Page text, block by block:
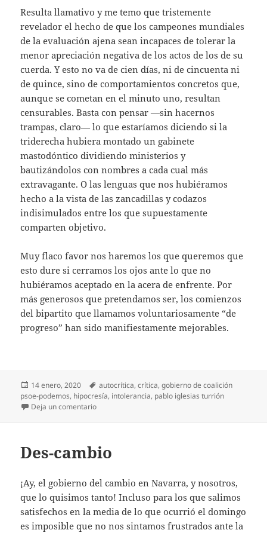
Resulta llamativo y me temo que tristemente
revelador el hecho de que los campeones mundiales
de la evaluación ajena sean incapaces de tolerar la
menor apreciación negativa de los actos de los de su
cuerda. Y esto no va de cien días, ni de cincuenta ni
de quince, sino de comportamientos concretos que,
aunque se cometan en el minuto uno, resultan
censurables. Basta con pensar —sin hacernos
trampas, claro— lo que estaríamos diciendo si la
triderecha hubiera montado un gabinete
mastodóntico dividiendo ministerios y
bautizándolos con nombres a cada cual más
extravagante. O las lenguas que nos hubiéramos
hecho a la vista de las zancadillas y codazos
indisimulados entre los que supuestamente
comparten objetivo.
Muy flaco favor nos haremos los que queremos que
esto dure si cerramos los ojos ante lo que no
hubiéramos aceptado en la acera de enfrente. Por
más generosos que pretendamos ser, los comienzos
del bipartito que llamamos voluntariosamente “de
progreso” han sido manifiestamente mejorables.
Publicado
el
14 enero, 2020 Etiquetas
autocrítica,crítica,gobierno de coalición
psoe-podemos, hipocresía, intolerancia, pablo iglesias turrión
Deja un comentarioen Se prohíbe criticar
Des-cambio
¡Ay, el gobierno del cambio en Navarra, y nosotros,
que lo quisimos tanto! Incluso para los que salimos
satisfechos en la media de lo que ocurrió el domingo
es imposible que no nos sintamos frustrados ante la